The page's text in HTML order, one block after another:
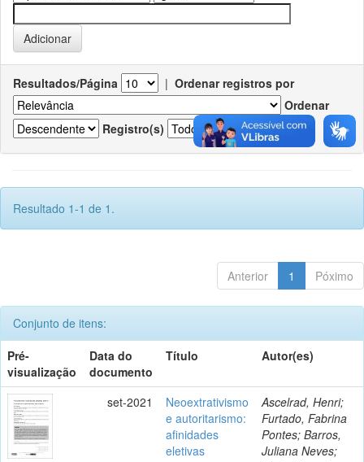
Resultados/Página | Ordenar registros por
Ordenar
Registro(s)
Resultado 1-1 de 1.
Anterior 1 Póximo
Conjunto de itens:
Pré-
visualização
Data do
documento
Título Autor(es)
set-2021
Neoextrativismo
e autoritarismo:
afinidades
eletivas
Ascelrad, Henri;
Furtado, Fabrina
Pontes; Barros,
Juliana Neves;